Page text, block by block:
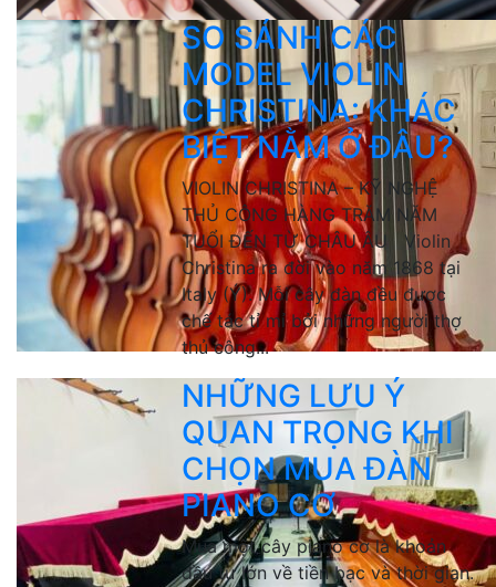
SO SÁNH CÁC
MODEL VIOLIN
CHRISTINA: KHÁC
BIỆT NẰM Ở ĐÂU?
VIOLIN CHRISTINA – KỸ NGHỆ
THỦ CÔNG HÀNG TRĂM NĂM
TUỔI ĐẾN TỪ CHÂU ÂU Violin
Christina ra đời vào năm 1868 tại
Italy (Ý). Mỗi cây đàn đều được
chế tác tỉ mỉ bởi những người thợ
thủ công...
NHỮNG LƯU Ý
QUAN TRỌNG KHI
CHỌN MUA ĐÀN
PIANO CƠ
Mua một cây piano cơ là khoản
đầu tư lớn về tiền bạc và thời gian.